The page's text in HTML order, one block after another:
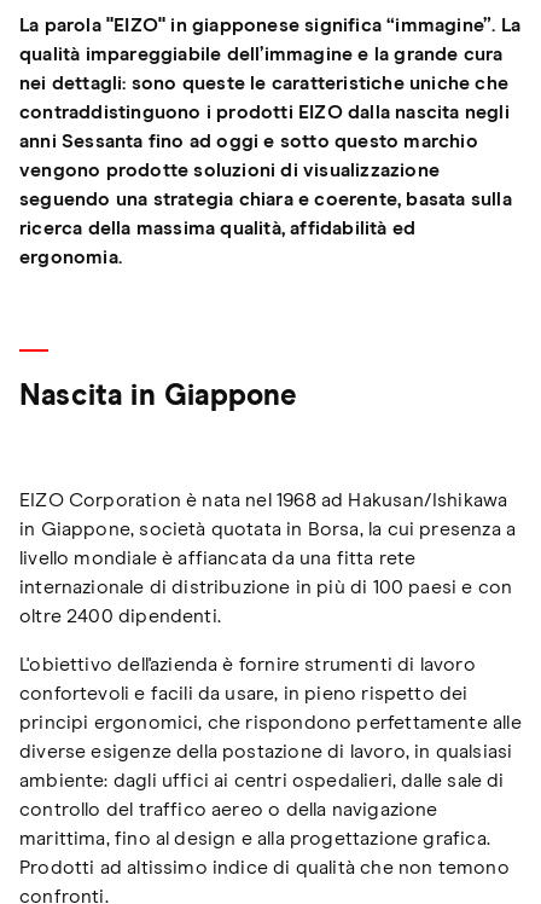
La parola "EIZO" in giapponese significa “immagine”. La
qualità impareggiabile dell’immagine e la grande cura
nei dettagli: sono queste le caratteristiche uniche che
contraddistinguono i prodotti EIZO dalla nascita negli
anni Sessanta fino ad oggi e sotto questo marchio
vengono prodotte soluzioni di visualizzazione
seguendo una strategia chiara e coerente, basata sulla
ricerca della massima qualità, affidabilità ed
ergonomia.
Nascita in Giappone
EIZO Corporation è nata nel 1968 ad Hakusan/Ishikawa
in Giappone, società quotata in Borsa, la cui presenza a
livello mondiale è affiancata da una fitta rete
internazionale di distribuzione in più di 100 paesi e con
oltre 2400 dipendenti.
L'obiettivo dell'azienda è fornire strumenti di lavoro
confortevoli e facili da usare, in pieno rispetto dei
principi ergonomici, che rispondono perfettamente alle
diverse esigenze della postazione di lavoro, in qualsiasi
ambiente: dagli uffici ai centri ospedalieri, dalle sale di
controllo del traffico aereo o della navigazione
marittima, fino al design e alla progettazione grafica.
Prodotti ad altissimo indice di qualità che non temono
confronti.